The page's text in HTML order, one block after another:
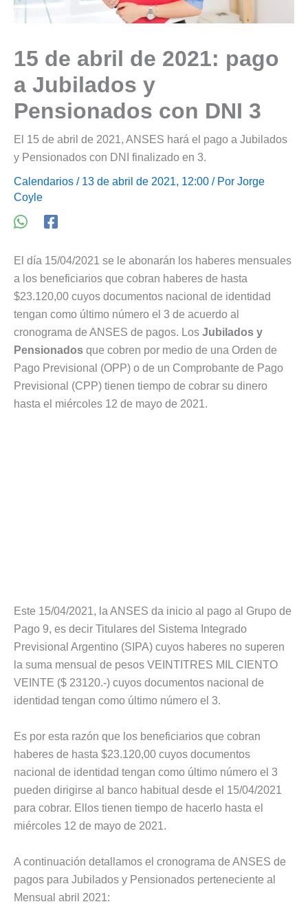
15 de abril de 2021: pago
a Jubilados y
Pensionados con DNI 3
El 15 de abril de 2021, ANSES hará el pago a Jubilados
y Pensionados con DNI finalizado en 3.
Calendarios / 13 de abril de 2021, 12:00 / Por Jorge
Coyle
El día 15/04/2021 se le abonarán los haberes mensuales
a los beneficiarios que cobran haberes de hasta
$23.120,00 cuyos documentos nacional de identidad
tengan como último número el 3 de acuerdo al
cronograma de ANSES de pagos. Los Jubilados y
Pensionados que cobren por medio de una Orden de
Pago Previsional (OPP) o de un Comprobante de Pago
Previsional (CPP) tienen tiempo de cobrar su dinero
hasta el miércoles 12 de mayo de 2021.
Este 15/04/2021, la ANSES da inicio al pago al Grupo de
Pago 9, es decir Titulares del Sistema Integrado
Previsional Argentino (SIPA) cuyos haberes no superen
la suma mensual de pesos VEINTITRES MIL CIENTO
VEINTE ($ 23120.-) cuyos documentos nacional de
identidad tengan como último número el 3.
Es por esta razón que los beneficiarios que cobran
haberes de hasta $23.120,00 cuyos documentos
nacional de identidad tengan como último número el 3
pueden dirigirse al banco habitual desde el 15/04/2021
para cobrar. Ellos tienen tiempo de hacerlo hasta el
miércoles 12 de mayo de 2021.
A continuación detallamos el cronograma de ANSES de
pagos para Jubilados y Pensionados perteneciente al
Mensual abril 2021: